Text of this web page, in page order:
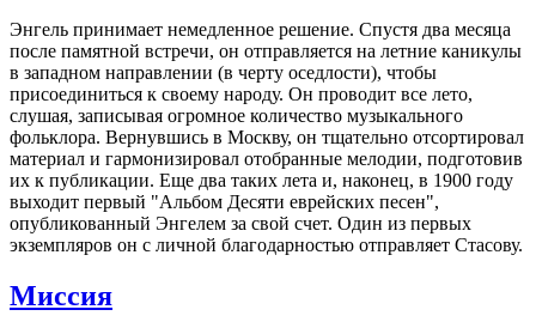
Энгель принимает немедленное решение. Спустя два месяца
после памятной встречи, он отправляется на летние каникулы
в западном направлении (в черту оседлости), чтобы
присоединиться к своему народу. Он проводит все лето,
слушая, записывая огромное количество музыкального
фольклора. Вернувшись в Москву, он тщательно отсортировал
материал и гармонизировал отобранные мелодии, подготовив
их к публикации. Еще два таких лета и, наконец, в 1900 году
выходит первый "Альбом Десяти еврейских песен",
опубликованный Энгелем за свой счет. Один из первых
экземпляров он с личной благодарностью отправляет Стасову.
Миссия